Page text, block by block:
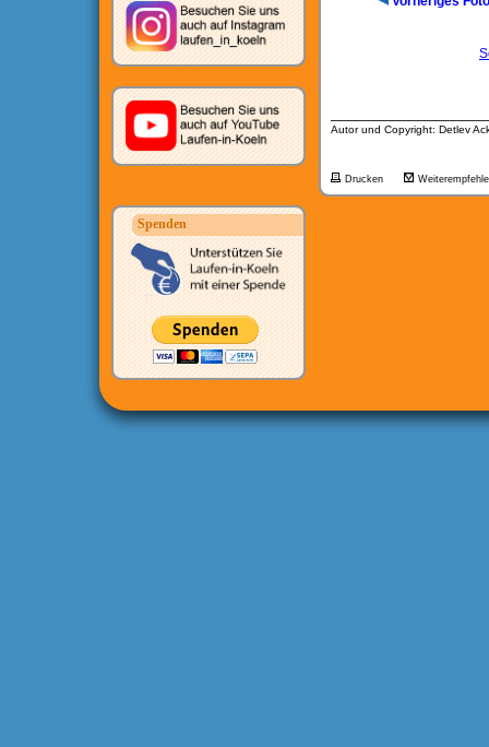
Spenden
Autor und Copyright: Detlev
Drucken